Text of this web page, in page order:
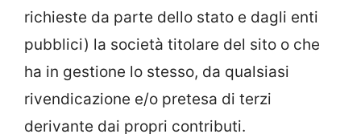
richieste da parte dello stato e dagli enti
pubblici) la società titolare del sito o che
ha in gestione lo stesso, da qualsiasi
rivendicazione e/o pretesa di terzi
derivante dai propri contributi.